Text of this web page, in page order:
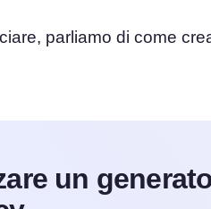
parliamo di come
un